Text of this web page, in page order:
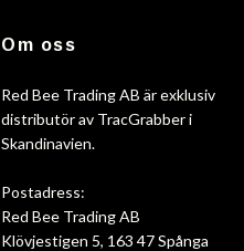
Om oss
Red Bee Trading AB är exklusiv
distributör av TracGrabber i
Skandinavien.
Postadress:
Red Bee Trading AB
Klövjestigen 5, 163 47 Spånga